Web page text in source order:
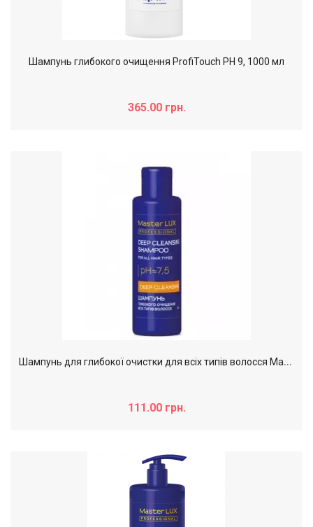
Шампунь глибокого очищення ProfiTouch РН 9, 1000 мл
365.00 грн.
Ш
ампунь для глибокої очистки для всіх типів волосся Master LUX professional, 100 мл
111.00 грн.